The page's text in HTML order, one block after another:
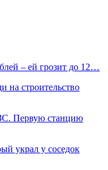
– ей грозит до 12…
на строительство
Первую станцию
украл у соседок